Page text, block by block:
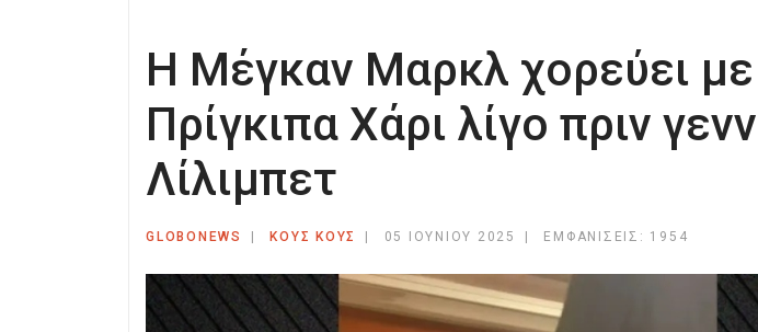
Η Μέγκαν Μαρκλ χορεύει
Πρίγκιπα Χάρι λίγο πριν
Λίλιμπετ
GLOBONEWS ΚΟΥΣ ΚΟΥΣ 05 ΙΟΥΝΊΟΥ 2025 ΕΜΦΑΝΊΣΕΙΣ: 1954